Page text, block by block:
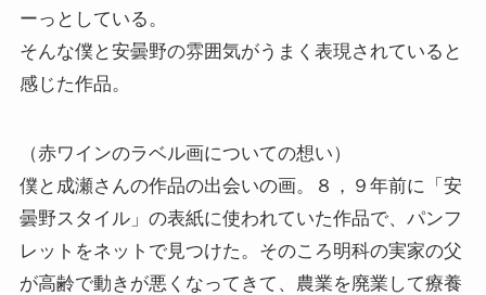
ーっとしている。
そんな僕と安曇野の雰囲気がうまく表現されていると
感じた作品。
（赤ワインのラベル画についての想い）
僕と成瀬さんの作品の出会いの画。８，９年前に「安
曇野スタイル」の表紙に使われていた作品で、パンフ
レットをネットで見つけた。そのころ明科の実家の父
が高齢で動きが悪くなってきて、農業を廃業して療養